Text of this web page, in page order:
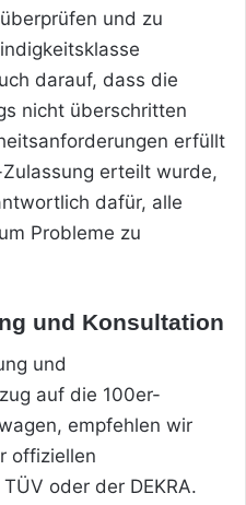
und zu
darauf, dass die
nicht überschritten
erfüllt
erteilt wurde,
dafür, alle
Probleme zu
und Konsultation
und
auf die 100er-
empfehlen wir
offiziellen
oder der DEKRA.